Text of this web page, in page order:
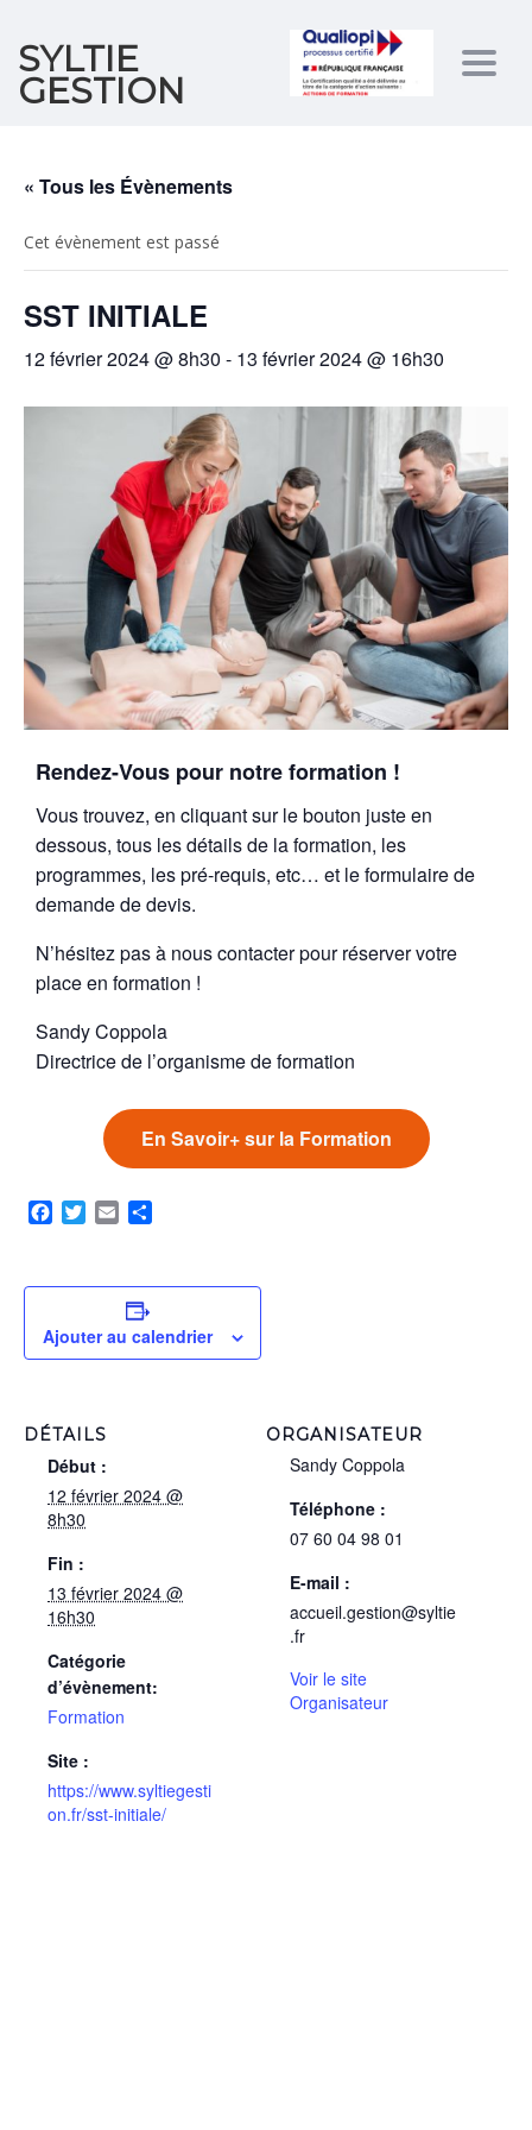
SYLTIE
GESTION
« Tous les Évènements
Cet évènement est passé
SST INITIALE
12 février 2024 @ 8h30 - 13 février 2024 @ 16h30
Rendez-Vous pour notre formation !
Vous trouvez, en cliquant sur le bouton juste en
dessous, tous les détails de la formation, les
programmes, les pré-requis, etc… et le formulaire de
demande de devis.
N’hésitez pas à nous contacter pour réserver votre
place en formation !
Sandy Coppola
Directrice de l’organisme de formation
En Savoir+ sur la Formation
Facebook
TwitterEmail
Ajouter au calendrier
DÉTAILS
Début :
12 février 2024 @
8h30
Fin :
13 février 2024 @
16h30
Catégorie
d’évènement:
Formation
Site :
https://www.syltiegesti
on.fr/sst-initiale/
ORGANISATEUR
Sandy Coppola
Téléphone :
07 60 04 98 01
E-mail :
accueil.gestion@syltie
.fr
Voir le site
Organisateur